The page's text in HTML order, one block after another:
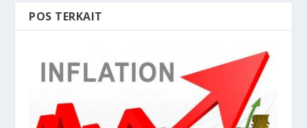
POS TERKAIT